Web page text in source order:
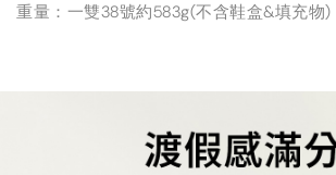
重量：一雙38號約583g(不含鞋盒&填充物)